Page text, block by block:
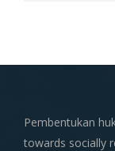
Pembentukan
towards socially